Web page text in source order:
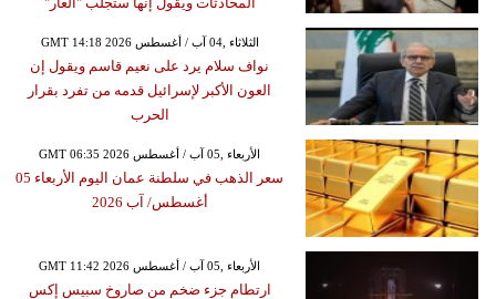
GMT 14:18 2026 الثلاثاء ,04 آب / أغسطس
نواف سلام يرد على نعيم قاسم ويقول إن
العون الأكبر لإسرائيل قدمه من تفرد بقرار
الحرب
GMT 06:35 2026 الأربعاء ,05 آب / أغسطس
سعر الذهب في سلطنة عمان اليوم الأربعاء 05
أغسطس/ آب 2026
GMT 11:42 2026 الأربعاء ,05 آب / أغسطس
ارتطام جزء ضخم من صاروخ سبيس إكس